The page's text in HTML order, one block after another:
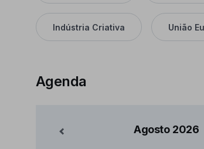
Indústria Criativa União
Agenda
Agosto 2026
Mês Anterior